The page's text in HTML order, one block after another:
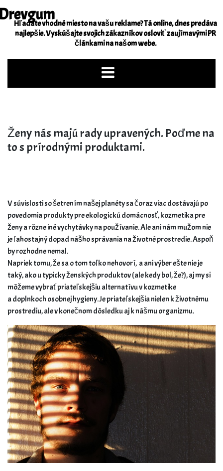
Skip
to
content
Hľadáte vhodné miesto na vašu reklame? Tá online, dnes predáva
najlepšie. Vyskúšajte svojich zákazníkov osloviť zaujímavými PR
článkami na našom webe.
Ženy nás majú rady upravených. Poďme na
to s prírodnými produktami.
V súvislosti so šetrením našej planéty sa čoraz viac dostávajú po
povedomia produkty pre ekologickú domácnosť, kozmetika pre
ženy a rôzne iné vychytávky na používanie. Ale ani nám mužom nie
je ľahostajný dopad nášho správania na životné prostredie. Aspoň
by rozhodne nemal.
Napriek tomu, že sa o tom toľko nehovorí, a ani výber ešte nie je
taký, ako u typicky ženských produktov (ale kedy bol, že?), aj my si
môžeme vybrať priateľskejšiu alternatívu v kozmetike
a doplnkoch osobnej hygieny. Je priateľskejšia nielen k životnému
prostrediu, ale v konečnom dôsledku aj k nášmu organizmu.